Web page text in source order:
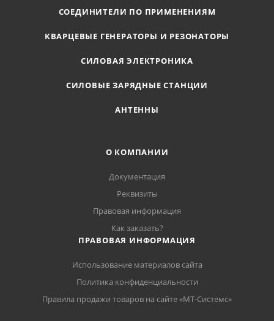
СОЕДИНИТЕЛИ ПО ПРИМЕНЕНИЯМ
КВАРЦЕВЫЕ ГЕНЕРАТОРЫ И РЕЗОНАТОРЫ
СИЛОВАЯ ЭЛЕКТРОНИКА
СИЛОВЫЕ ЗАРЯДНЫЕ СТАНЦИИ
АНТЕННЫ
О КОМПАНИИ
Документация
Реквизиты
Правовая информация
Как заказать?
ПРАВОВАЯ ИНФОРМАЦИЯ
Использование материалов сайта
Политика конфиденциальности
Правила продажи товаров на сайте «МТ-Системс»